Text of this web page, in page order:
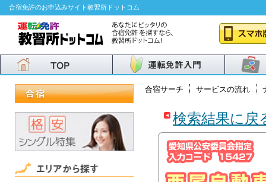
合宿免許のお申込みサイト教習所ドットコム
合宿サーチ サービスの流れ
検索結果に戻